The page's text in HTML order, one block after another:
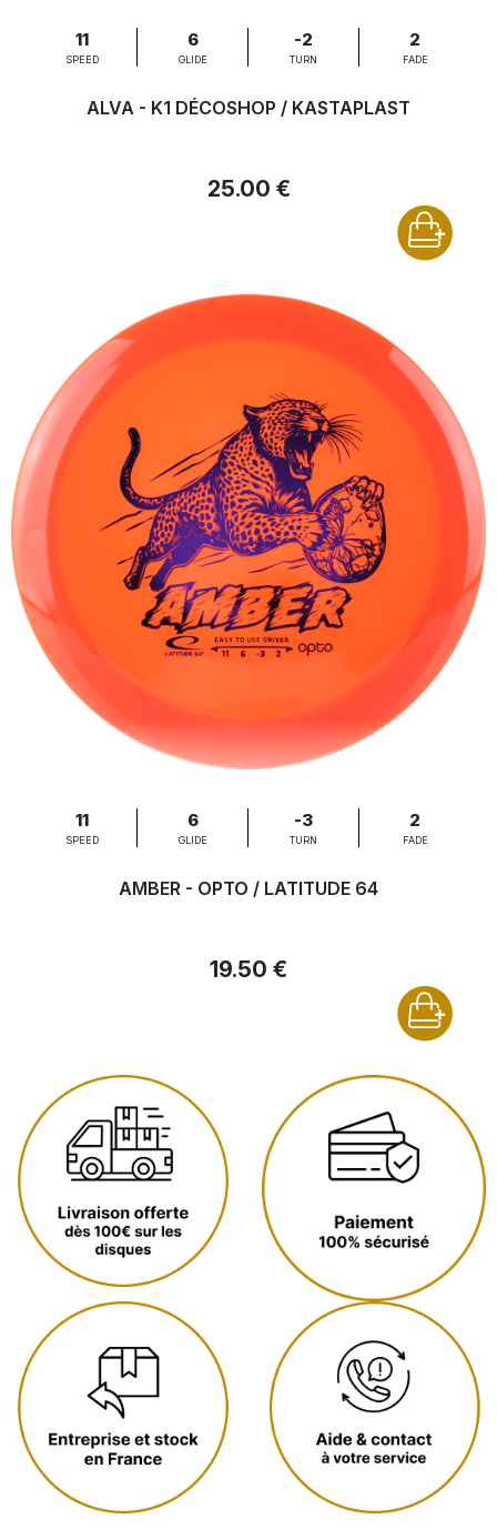
11
SPEED
6
GLIDE
-2
TURN
2
FADE
ALVA - K1 DÉCOSHOP / KASTAPLAST
25.00 €
11
SPEED
6
GLIDE
-3
TURN
2
FADE
AMBER - OPTO / LATITUDE 64
19.50 €